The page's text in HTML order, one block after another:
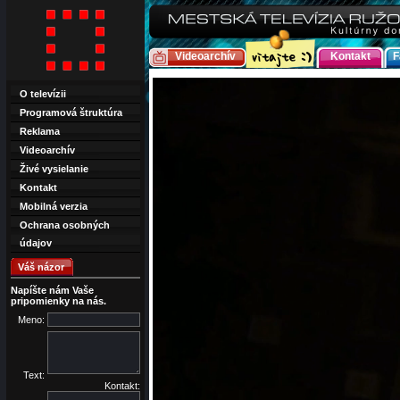
Videoarchív Kontakt
O televízii
Programová štruktúra
Reklama
Videoarchív
Živé vysielanie
Kontakt
Mobilná verzia
Ochrana osobných
údajov
Váš názor
Napíšte nám Vaše
pripomienky na nás.
Meno:
Text:
Kontakt: